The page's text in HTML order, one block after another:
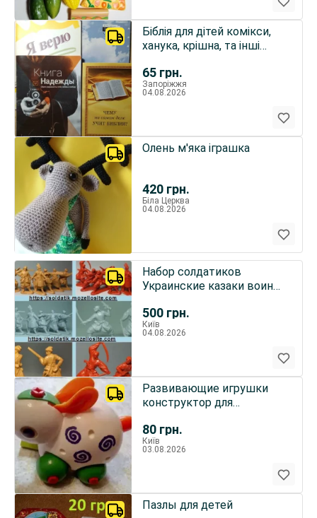
65 грн.
Біблія для дітей комікси,
ханука, крішна, та інші
Запоріжжя
04.08.2026
420 грн.
Олень м'яка іграшка
Біла Церква
04.08.2026
500 грн.
Набор солдатиков
Украинские казаки воины
детям
Київ
04.08.2026
80 грн.
Развивающие игрушки
конструктор для
Київ
03.08.2026
Пазлы для детей